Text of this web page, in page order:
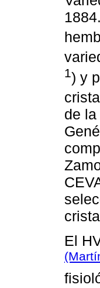
1) y
de
El